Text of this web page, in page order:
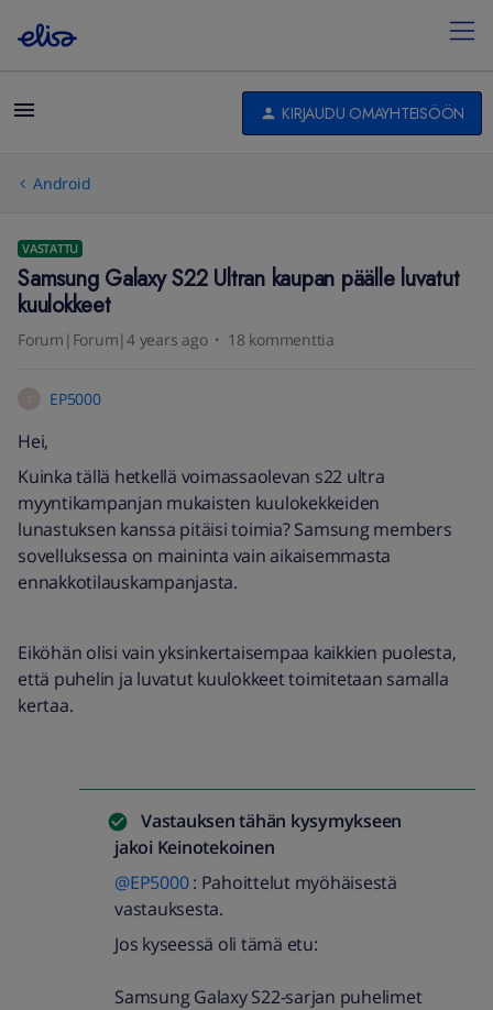
KIRJAUDU OMAYHTEISÖÖN
Android
VASTATTU
Samsung Galaxy S22 Ultran kaupan päälle luvatut
kuulokkeet
Forum|Forum|4 years ago 18 kommenttia
EP5000
Hei,
Kuinka tällä hetkellä voimassaolevan s22 ultra
myyntikampanjan mukaisten kuulokekkeiden
lunastuksen kanssa pitäisi toimia? Samsung members
sovelluksessa on maininta vain aikaisemmasta
ennakkotilauskampanjasta.
Eiköhän olisi vain yksinkertaisempaa kaikkien puolesta,
että puhelin ja luvatut kuulokkeet toimitetaan samalla
kertaa.
Vastauksen tähän kysymykseen
jakoi Keinotekoinen
@EP5000: Pahoittelut myöhäisestä
vastauksesta.
Jos kyseessä oli tämä etu:
Samsung Galaxy S22-sarjan puhelimet